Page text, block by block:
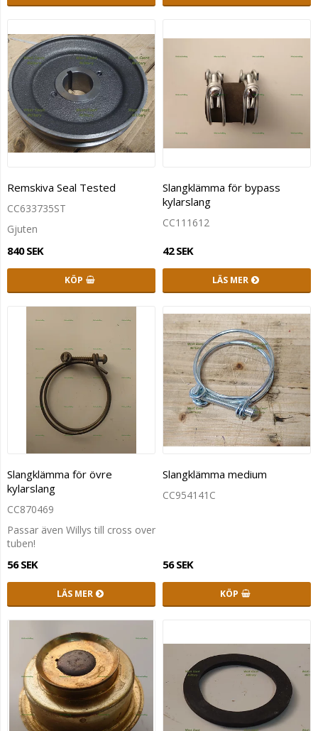
Remskiva Seal Tested
CC633735ST
Gjuten
840 SEK
KÖP
Slangklämma för bypass
kylarslang
CC111612
42 SEK
LÄS MER
Slangklämma för övre
kylarslang
CC870469
Passar även Willys till cross over
tuben!
56 SEK
LÄS MER
Slangklämma medium
CC954141C
56 SEK
KÖP